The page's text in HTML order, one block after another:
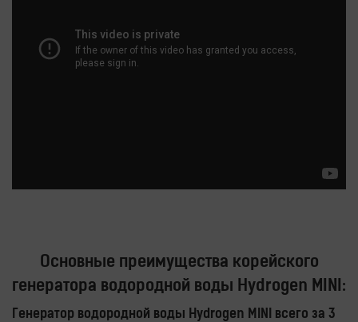
Основные преимущества корейского
генератора водородной воды Hydrogen MINI:
Генератор водородной воды Hydrogen MINI всего за 3